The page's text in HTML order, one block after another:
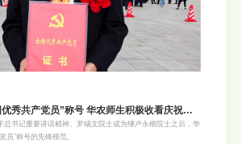
秀共产党员”称号 华农师生积极收看庆祝中
大会直播
总书记重要讲话精神。罗锡文院士成为继卢永根院士之后，华
员”称号的先锋模范。